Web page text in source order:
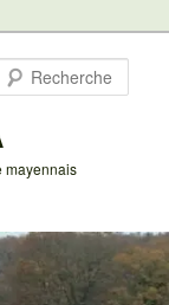
mayennais